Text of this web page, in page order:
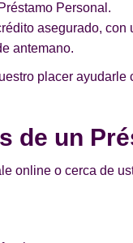
Personal.
asegurado, con
antemano.
placer
de un
online o cerca de